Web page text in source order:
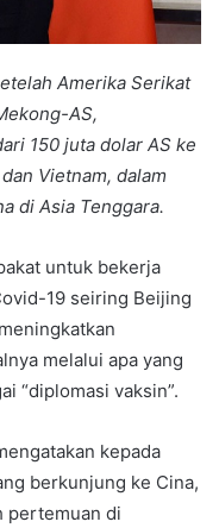
Amerika Serikat
AS,
150 juta dolar AS ke
Vietnam, dalam
di Asia Tenggara.
untuk bekerja
19 seiring Beijing
melalui apa yang
“diplomasi vaksin”.
kepada
berkunjung ke Cina,
pertemuan di